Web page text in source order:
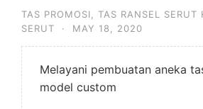
TAS PROMOSI TAS RANSEL SERUT
SERUT
· MAY 18, 2020
Melayani pembuatan aneka
model custom